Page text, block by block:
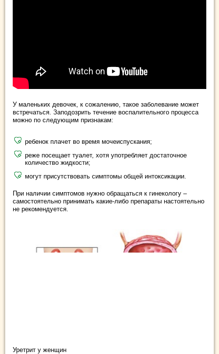
У маленьких девочек, к сожалению, такое заболевание может
встречаться. Заподозрить течение воспалительного процесса
можно по следующим признакам:
ребенок плачет во время мочеиспускания;
реже посещает туалет, хотя употребляет достаточное
количество жидкости;
могут присутствовать симптомы общей интоксикации.
При наличии симптомов нужно обращаться к гинекологу –
самостоятельно принимать какие-либо препараты настоятельно
не рекомендуется.
Уретрит у женщин